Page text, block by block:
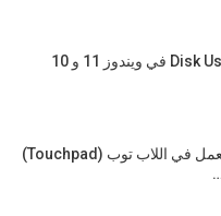
حل مشكلة Disk Usage 100% في ويندوز 11 و 10
حل مشكلة الماوس لا يعمل في اللاب توب (Touchpad)